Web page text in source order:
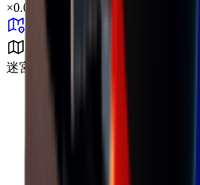
×0.01
迷宮